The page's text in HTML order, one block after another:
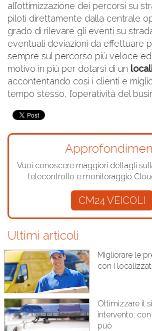
all’ottimizzazione dei percorsi su
piloti direttamente dalla centrale
grado di rilevare gli eventi su
eventuali deviazioni da effettuare
sempre sul percorso più veloce
motivo in più per dotarsi di un
accontentando così i clienti e
tempo stesso, l’operatività del
Vuoi conoscere maggiori dettagli
telecontrollo e monitoraggio
CM24 VEICOLI
Ultimi articoli
Migliorare le
con i
Ottimizzare il
intervento: con
può